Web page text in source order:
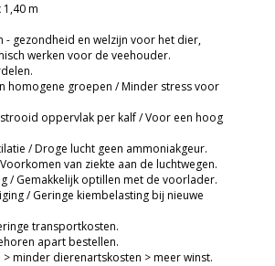
1,40 m
- gezondheid en welzijn voor het dier,
werken voor de veehouder.
homogene groepen / Minder stress voor
oppervlak per kalf / Voor een hoog
/ Droge lucht geen ammoniakgeur.
van ziekte aan de luchtwegen.
/ Gemakkelijk optillen met de voorlader.
/ Geringe kiembelasting bij nieuwe
transportkosten.
apart bestellen.
minder dierenartskosten > meer winst.